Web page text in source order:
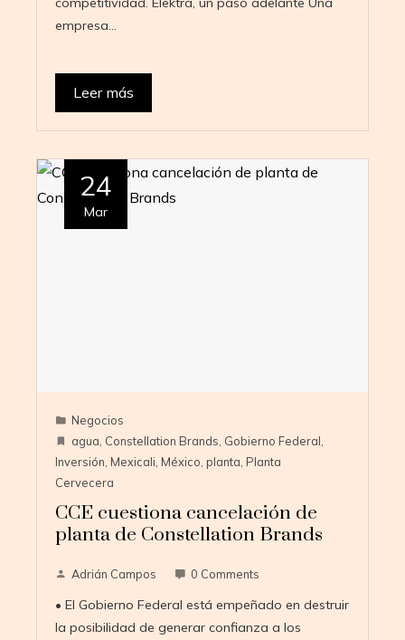
empresa…
Leer más
24
Mar
Negocios
agua Constellation Brands Gobierno Federal
Inversión Mexicali México planta Planta
Cervecera
CCE cuestiona cancelación de
planta de Constellation Brands
Adrián Campos 0 Comments
• El Gobierno Federal está empeñado en destruir
la posibilidad de generar confianza a los